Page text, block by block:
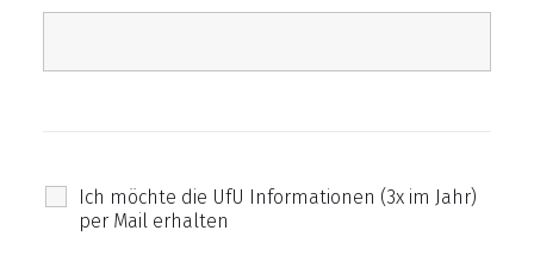
Ich möchte die UfU Informationen (3x im Jahr)
per Mail erhalten